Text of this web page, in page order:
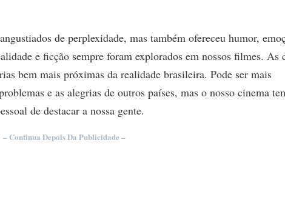
de perplexidade, mas também ofereceu humor,
e ficção sempre foram explorados em nossos filmes. As
bem mais próximas da realidade brasileira. Pode ser mais
e as alegrias de outros países, mas o nosso cinema
de destacar a nossa gente.
– Continua Depois Da Publicidade –